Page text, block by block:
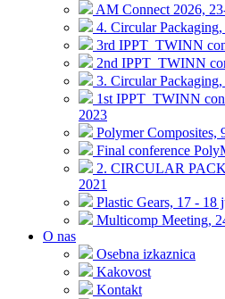
AM Connect 2026,
4. Circular
3rd IPPT_TWINN
2nd IPPT_TWINN
3. Circular
1st IPPT_TWINN
2023
Polymer Composites,
Final conference
2. CIRCULAR
2021
Plastic Gears, 17 - 18
Multicomp Meeting,
O nas
Osebna izkaznica
Kakovost
Kontakt